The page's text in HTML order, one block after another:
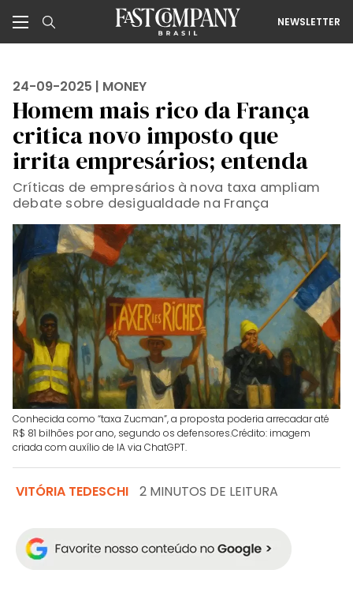
NEWSLETTER
24-09-2025 | MONEY
Homem mais rico da França
critica novo imposto que
irrita empresários; entenda
Críticas de empresários à nova taxa ampliam
debate sobre desigualdade na França
Conhecida como “taxa Zucman”, a proposta poderia arrecadar até
R$ 81 bilhões por ano, segundo os defensores.Crédito: imagem
criada com auxílio de IA via ChatGPT.
VITÓRIA TEDESCHI 2 MINUTOS DE LEITURA